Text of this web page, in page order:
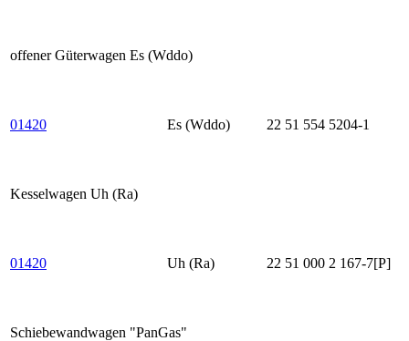
offener Güterwagen Es (Wddo)
01420 Es (Wddo) 22 51 554 5204-1
Kesselwagen Uh (Ra)
01420 Uh (Ra) 22 51 000 2 167-7[P]
Schiebewandwagen "PanGas"